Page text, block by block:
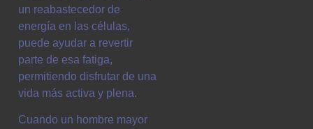
un reabastecedor de
energía en las células,
puede ayudar a revertir
parte de esa fatiga,
permitiendo disfrutar de una
vida más activa y plena.
Cuando un hombre mayor